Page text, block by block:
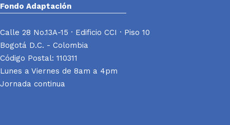
Fondo Adaptación
Calle 28 No.13A-15 · Edificio CCI · Piso 10
Bogotá D.C. - Colombia
Código Postal: 110311
Lunes a Viernes de 8am a 4pm
Jornada continua